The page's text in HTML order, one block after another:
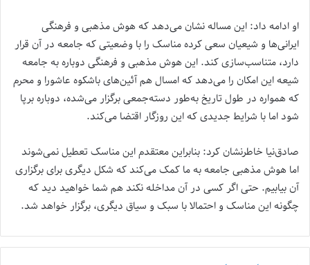
او ادامه داد: این مساله نشان می‌دهد که هوش مذهبی و فرهنگی
ایرانی‌ها و شیعیان سعی کرده مناسک را با وضعیتی که جامعه در آن قرار
دارد، متناسب‌سازی کند. این هوش مذهبی و فرهنگی دوباره به جامعه
شیعه این امکان را می‌دهد که امسال هم آئین‌های باشکوه عاشورا و محرم
که همواره در طول تاریخ به‌طور دسته‌جمعی برگزار می‌شده، دوباره برپا
شود اما با شرایط جدیدی که این روزگار اقتضا می‌کند.
صادق‌نیا خاطرنشان کرد: بنابراین معتقدم این مناسک تعطیل نمی‌شوند
اما هوش مذهبی جامعه به ما کمک می‌کند که شکل دیگری برای برگزاری
آن بیابیم. حتی اگر کسی در آن مداخله نکند هم شما خواهید دید که
چگونه این مناسک و احتمالا با سبک و سیاق دیگری، برگزار خواهد شد.